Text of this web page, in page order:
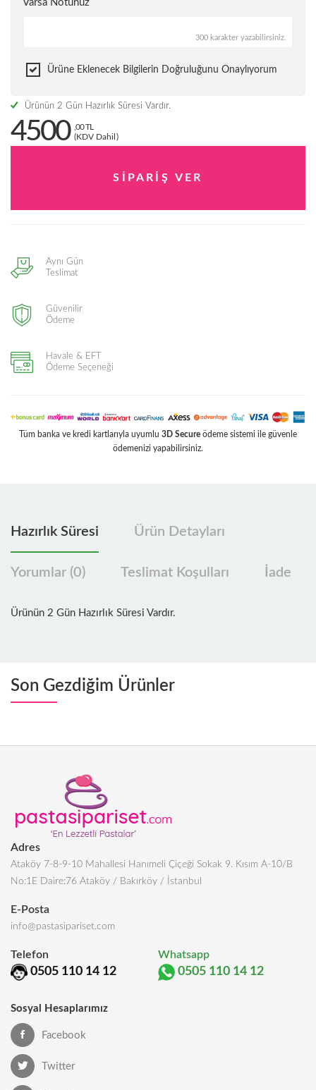
Varsa Notunuz
300 karakter yazabilirsiniz.
Ürüne Eklenecek Bilgilerin Doğruluğunu Onaylıyorum
Ürünün 2 Gün Hazırlık Süresi Vardır.
4500
,00 TL
(KDV Dahil)
Aynı Gün
Teslimat
Güvenilir
Ödeme
Havale & EFT
Ödeme Seçeneği
Tüm banka ve kredi kartlarıyla uyumlu 3D Secure ödeme sistemi ile güvenle
ödemenizi yapabilirsiniz.
Hazırlık Süresi Ürün Detayları
Yorumlar (0) Teslimat Koşulları İade
Ürünün 2 Gün Hazırlık Süresi Vardır.
Son Gezdiğim Ürünler
Adres
Ataköy 7-8-9-10 Mahallesi Hanımeli Çiçeği Sokak 9. Kısım A-10/B
No:1E Daire:76 Ataköy / Bakırköy / İstanbul
E-Posta
info@pastasipariset.com
Telefon
0505 110 14 12
Whatsapp
0505 110 14 12
Sosyal Hesaplarımız
Facebook
Twitter